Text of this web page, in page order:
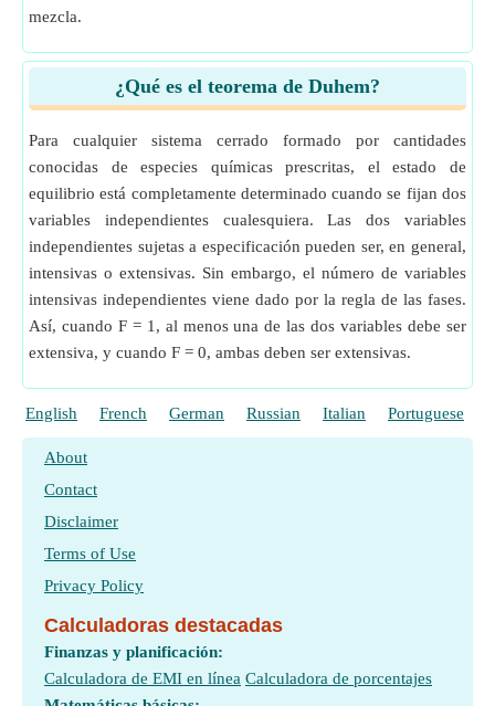
mezcla.
¿Qué es el teorema de Duhem?
Para cualquier sistema cerrado formado por cantidades
conocidas de especies químicas prescritas, el estado de
equilibrio está completamente determinado cuando se fijan dos
variables independientes cualesquiera. Las dos variables
independientes sujetas a especificación pueden ser, en general,
intensivas o extensivas. Sin embargo, el número de variables
intensivas independientes viene dado por la regla de las fases.
Así, cuando F = 1, al menos una de las dos variables debe ser
extensiva, y cuando F = 0, ambas deben ser extensivas.
English French German Russian Italian Portuguese
About
Contact
Disclaimer
Terms of Use
Privacy Policy
Calculadoras destacadas
Finanzas y planificación:
Calculadora de EMI en línea Calculadora de porcentajes